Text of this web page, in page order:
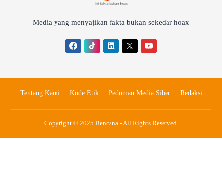
Media yang menyajikan fakta bukan sekedar hoax
Tentang Kami Kode Etik Pedoman Media Siber Redaksi
Copyright © 2025 Bencana - All Rights Reserved.